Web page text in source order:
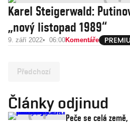
Karel Steigerwald:
„nový listopad 1989“
9. září 2022 06:00Komentáře
Předchozí
Články odjinud
Peče se celá